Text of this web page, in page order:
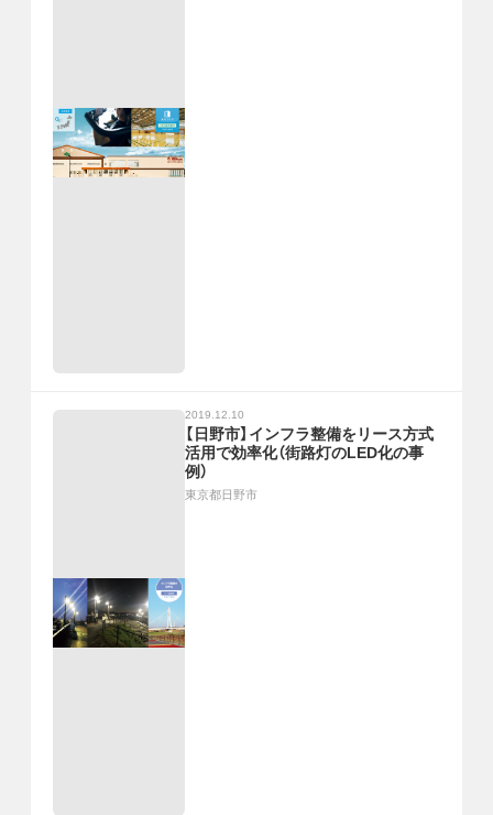
2019.12.10
【日野市】インフラ整備をリース方式
活用で効率化（街路灯のLED化の事
例）
東京都日野市